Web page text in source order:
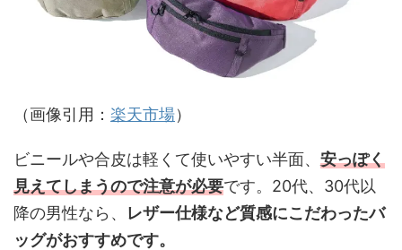
（画像引用： 楽天市場）
ビニールや合皮は軽くて使いやすい半面、 安っぽく
見えてしまうので注意が必要です。20代、30代以
降の男性なら、 レザー仕様など質感にこだわったバ
ッグがおすすめです。